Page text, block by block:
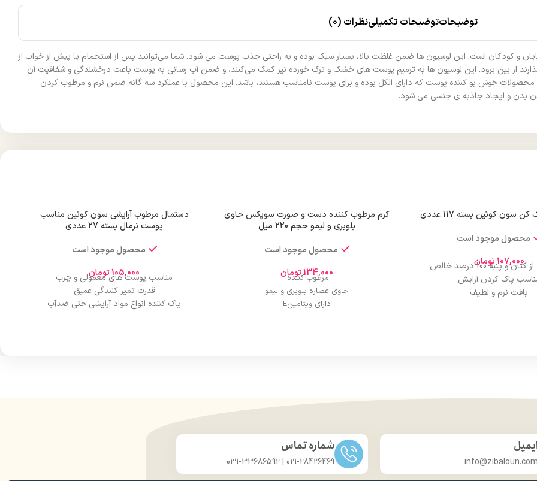
توضیحاتتوضیحات تکمیلینظرات (0)
و کودکان است. این لوسیون ها ضمن غلظت بالا، بسیار سبک بوده و به راحتی جذب پوست می شود. شما می‌توانید پس از استحمام یا پیش از خواب از
از بین برود. این لوسیون‌ ها به ترمیم پوست‌ های خشک و ترک خورده نیز کمک می‌کنند، و ضمن آب رسانی به پوست باعث درخشندگی و شفافیت آن
خوش بو کننده پوست که دارای الکل بوده و برای پوست نامناسب هستند، باشد. این محصول با عملکرد سه گانه ضمن نرم و مرطوب کردن
بدن و ایجاد جاذبه ی جنسی می شود.
سون کوئین بسته 117 عددی
محصول موجود است
107,000تومانو پنبه 100 درصد خالص
پاک کردن آرایش
بافت نرم و لطیف
کرم مرطوب کننده دست و صورت سوپکس حاوی
بلوبری و لیمو حجم 220 میل
محصول موجود است
134,000تومان
مرطوب کننده
حاوی عصاره بلوبری و لیمو
دارای ویتامینE
دستمال مرطوب آرایشی سون کوئین مناسب
پوست نرمال بسته 27 عددی
محصول موجود است
105,000تومان
مناسب پوست های معمولی و چرب
قدرت تمیز کنندگی عمیق
پاک کننده انواع مواد آرایشی حتی ضدآب
info@zibaloun.com
شماره تماس
021-28426469 | 031-33686592